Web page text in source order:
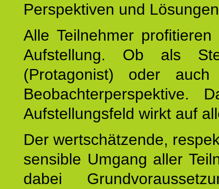
Perspektiven und
Alle Teilnehmer
Aufstellung. Ob als
(Protagonist) oder
Beobachterperspektive.
Aufstellungsfeld wirkt auf
Der wertschätzende,
sensible Umgang aller
dabei